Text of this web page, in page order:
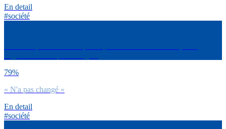
En detail
#société
79%
« N'a pas changé »
En detail
#société